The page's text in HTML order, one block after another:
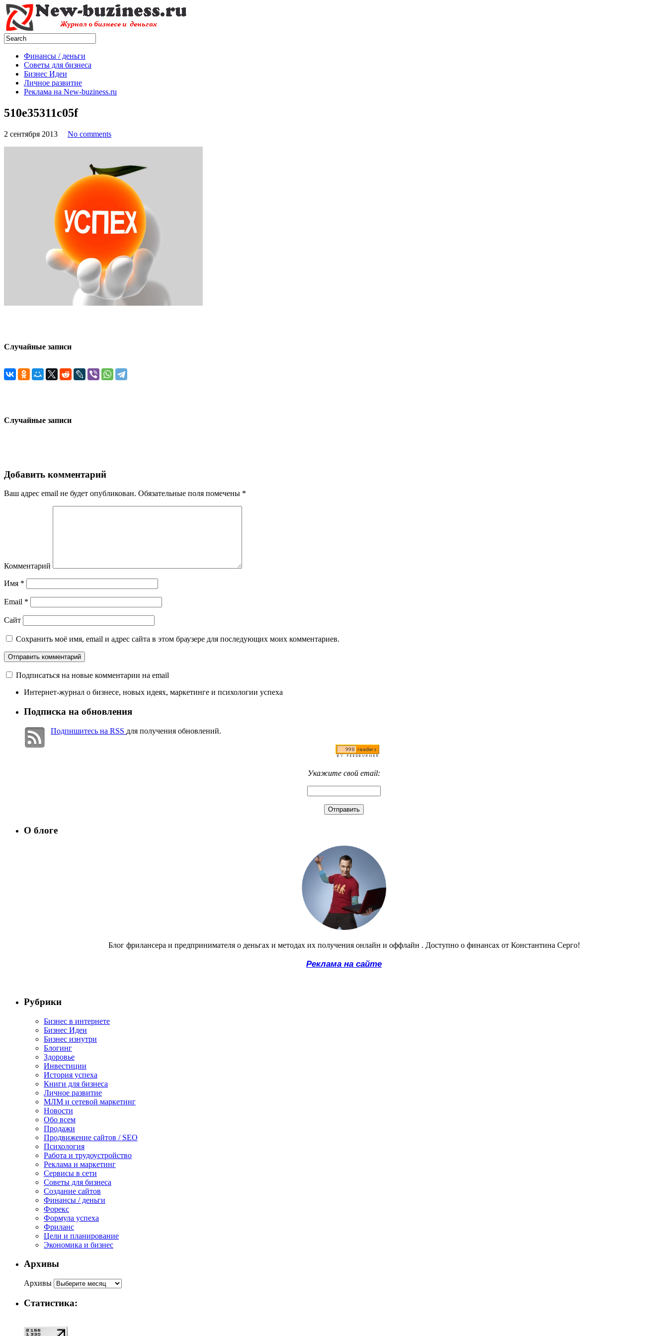
Финансы / деньги
Советы для бизнеса
Бизнес Идеи
Личное развитие
Реклама на New-buziness.ru
510e35311c05f
2 сентября 2013 No comments
Случайные записи
Случайные записи
Добавить комментарий
Ваш адрес email не будет опубликован. Обязательные поля помечены *
Комментарий
Имя *
Email *
Сайт
Сохранить моё имя, email и адрес сайта в этом браузере для последующих моих комментариев.
Подписаться на новые комментарии на email
Интернет-журнал о бизнесе, новых идеях, маркетинге и психологии успеха
Подписка на обновления
Подпишитесь на RSS для получения обновлений.
Укажите свой email:
О блоге
Блог фрилансера и предпринимателя о деньгах и методах их получения онлайн и оффлайн . Доступно о финансах от Константина Серго!
Реклама на сайте
Рубрики
Бизнес в интернете
Бизнес Идеи
Бизнес изнутри
Блогинг
Здоровье
Инвестиции
История успеха
Книги для бизнеса
Личное развитие
МЛМ и сетевой маркетинг
Новости
Обо всем
Продажи
Продвижение сайтов / SEO
Психология
Работа и трудоустройство
Реклама и маркетинг
Сервисы в сети
Советы для бизнеса
Создание сайтов
Финансы / деньги
Форекс
Формула успеха
Фриланс
Цели и планирование
Экономика и бизнес
Архивы
Архивы
Статистика: